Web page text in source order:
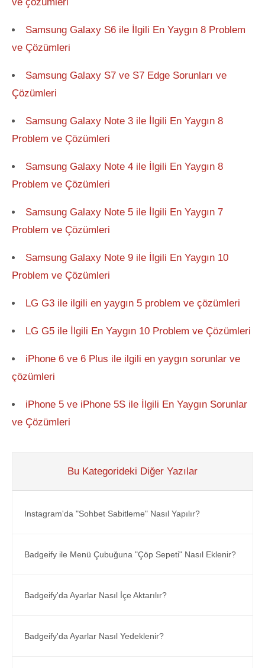
ve çözümleri
Samsung Galaxy S6 ile İlgili En Yaygın 8 Problem
ve Çözümleri
Samsung Galaxy S7 ve S7 Edge Sorunları ve
Çözümleri
Samsung Galaxy Note 3 ile İlgili En Yaygın 8
Problem ve Çözümleri
Samsung Galaxy Note 4 ile İlgili En Yaygın 8
Problem ve Çözümleri
Samsung Galaxy Note 5 ile İlgili En Yaygın 7
Problem ve Çözümleri
Samsung Galaxy Note 9 ile İlgili En Yaygın 10
Problem ve Çözümleri
LG G3 ile ilgili en yaygın 5 problem ve çözümleri
LG G5 ile İlgili En Yaygın 10 Problem ve Çözümleri
iPhone 6 ve 6 Plus ile ilgili en yaygın sorunlar ve
çözümleri
iPhone 5 ve iPhone 5S ile İlgili En Yaygın Sorunlar
ve Çözümleri
Bu Kategorideki Diğer Yazılar
Instagram'da "Sohbet Sabitleme" Nasıl Yapılır?
Badgeify ile Menü Çubuğuna "Çöp Sepeti" Nasıl Eklenir?
Badgeify'da Ayarlar Nasıl İçe Aktarılır?
Badgeify'da Ayarlar Nasıl Yedeklenir?